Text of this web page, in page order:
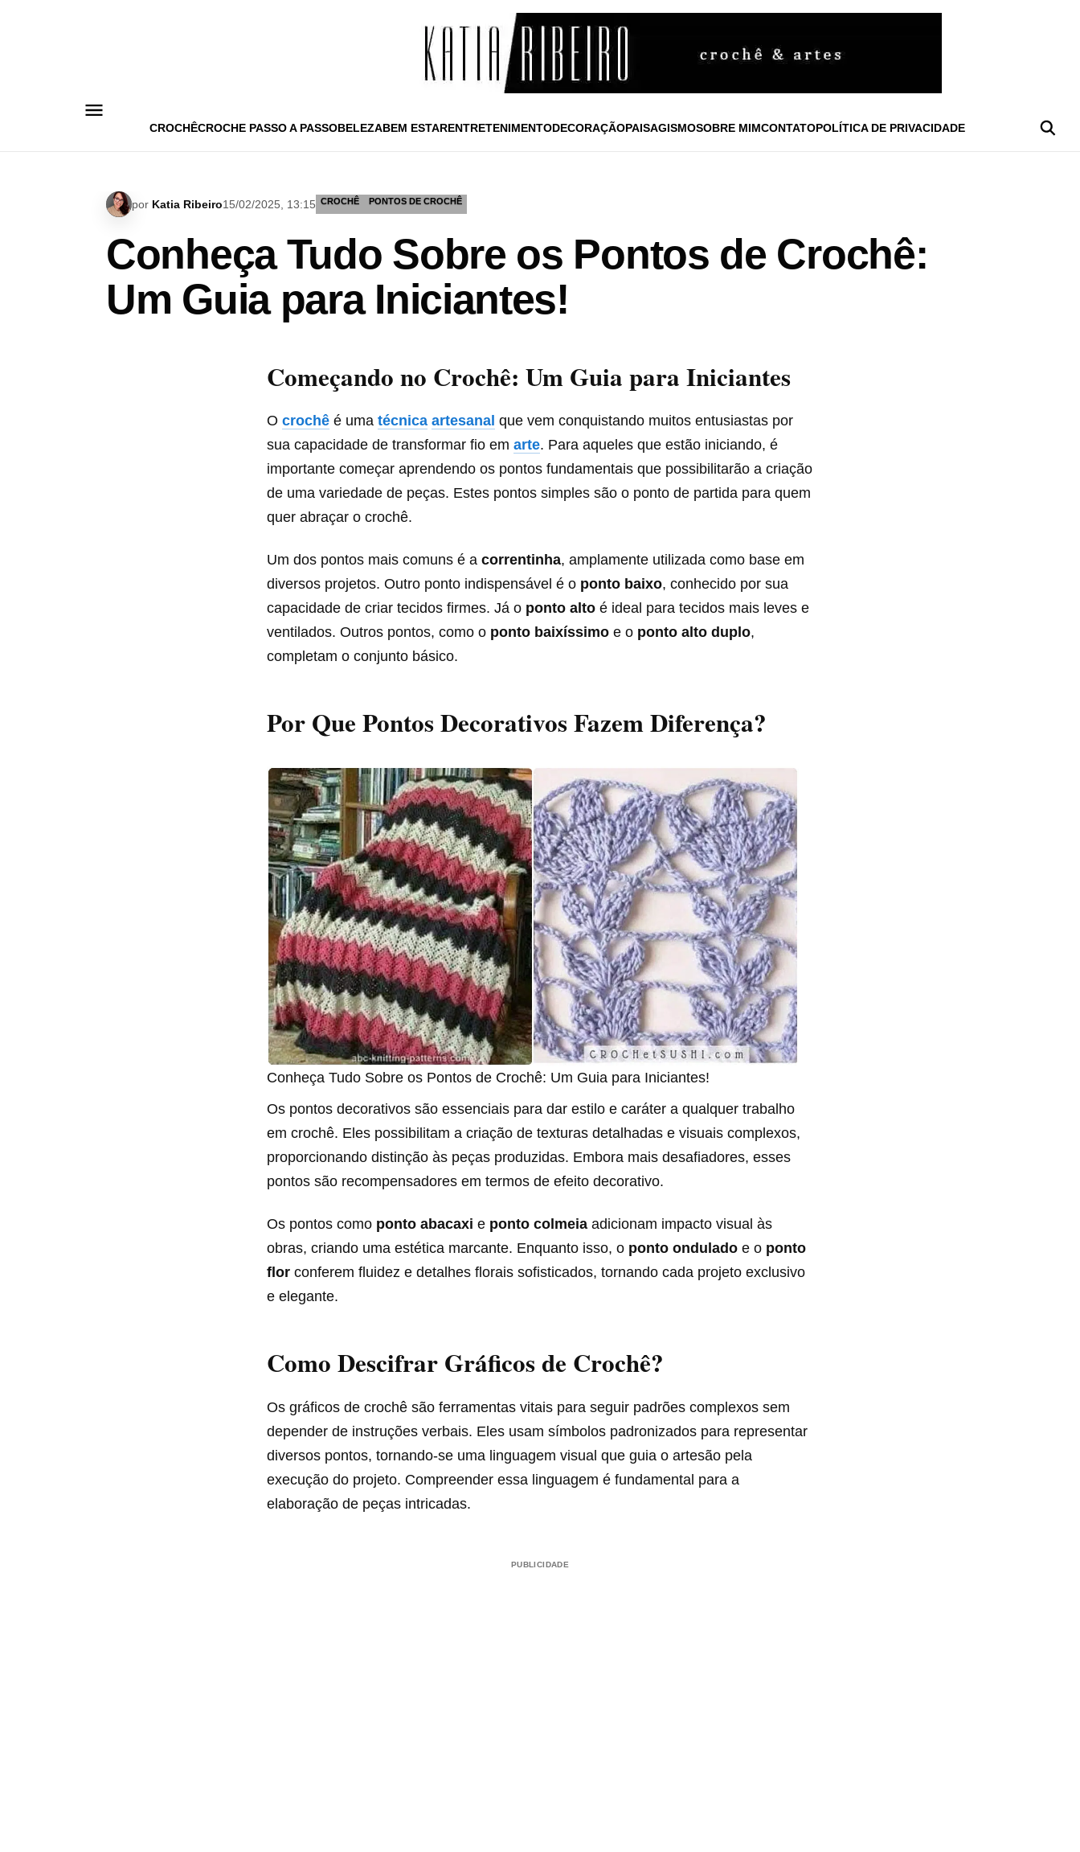
CROCHÊCROCHE PASSO A PASSOBELEZABEM ESTARENTRETENIMENTODECORAÇÃOPAISAGISMOSOBRE MIMCONTATOPOLÍTICA DE PRIVACIDADE
por Katia Ribeiro15/02/2025, 13:15 CROCHÊ PONTOS DE CROCHÊ
Conheça Tudo Sobre os Pontos de Crochê:
Um Guia para Iniciantes!
Começando no Crochê: Um Guia para Iniciantes
O crochê é uma técnica artesanal que vem conquistando muitos entusiastas por
sua capacidade de transformar fio em arte. Para aqueles que estão iniciando, é
importante começar aprendendo os pontos fundamentais que possibilitarão a criação
de uma variedade de peças. Estes pontos simples são o ponto de partida para quem
quer abraçar o crochê.
Um dos pontos mais comuns é a correntinha, amplamente utilizada como base em
diversos projetos. Outro ponto indispensável é o ponto baixo, conhecido por sua
capacidade de criar tecidos firmes. Já o ponto alto é ideal para tecidos mais leves e
ventilados. Outros pontos, como o ponto baixíssimo e o ponto alto duplo,
completam o conjunto básico.
Por Que Pontos Decorativos Fazem Diferença?
Conheça Tudo Sobre os Pontos de Crochê: Um Guia para Iniciantes!
Os pontos decorativos são essenciais para dar estilo e caráter a qualquer trabalho
em crochê. Eles possibilitam a criação de texturas detalhadas e visuais complexos,
proporcionando distinção às peças produzidas. Embora mais desafiadores, esses
pontos são recompensadores em termos de efeito decorativo.
Os pontos como ponto abacaxi e ponto colmeia adicionam impacto visual às
obras, criando uma estética marcante. Enquanto isso, o ponto ondulado e o ponto
flor conferem fluidez e detalhes florais sofisticados, tornando cada projeto exclusivo
e elegante.
Como Descifrar Gráficos de Crochê?
Os gráficos de crochê são ferramentas vitais para seguir padrões complexos sem
depender de instruções verbais. Eles usam símbolos padronizados para representar
diversos pontos, tornando-se uma linguagem visual que guia o artesão pela
execução do projeto. Compreender essa linguagem é fundamental para a
elaboração de peças intricadas.
PUBLICIDADE